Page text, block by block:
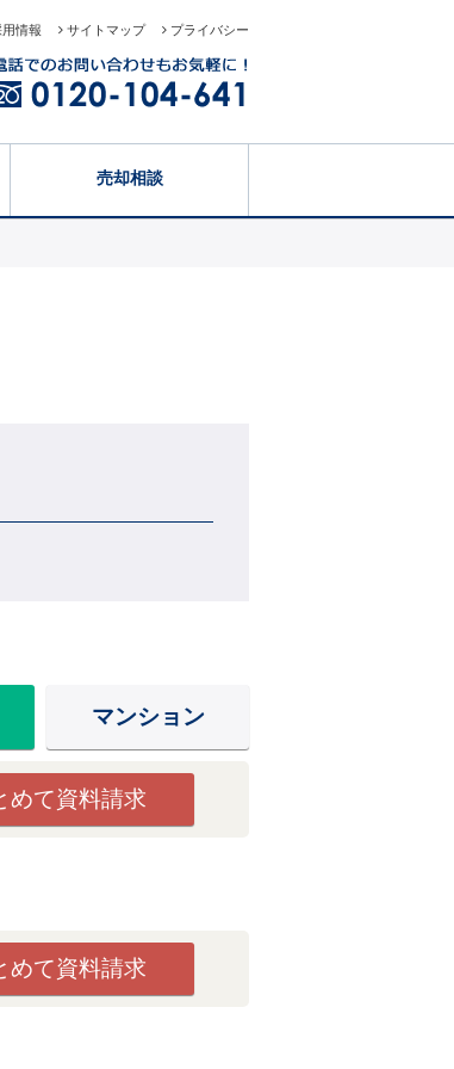
用情報 サイトマップ プライバシー
売却相談
マンション
めて資料請求
めて資料請求